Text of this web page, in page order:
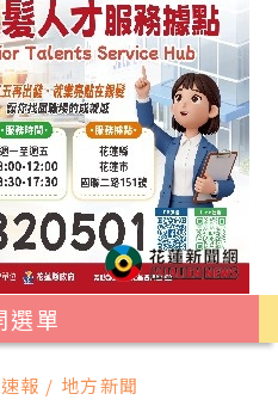
選單
報 / 地方新聞